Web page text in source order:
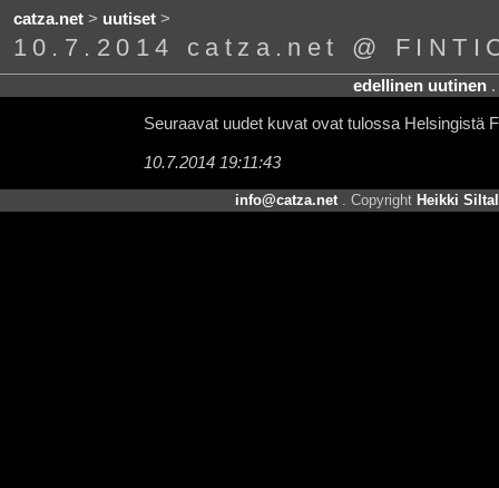
catza.net> uutiset>
10.7.2014 catza.net @
edellinen uutinen.
Seuraavat uudet kuvat ovat tulossa Helsingistä
10.7.2014 19:11:43
info@catza.net. Copyright Heikki